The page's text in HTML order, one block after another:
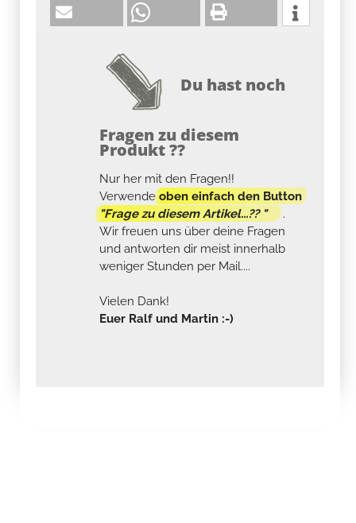
Du hast noch
Fragen zu diesem
Produkt ??
Nur her mit den Fragen!!
Verwendeoben einfach den Button
"Frage zu diesem Artikel...?? "
.
Wir freuen uns über deine Fragen
und antworten dir meist innerhalb
weniger Stunden per Mail....
Vielen Dank!
Euer Ralf und Martin :-)